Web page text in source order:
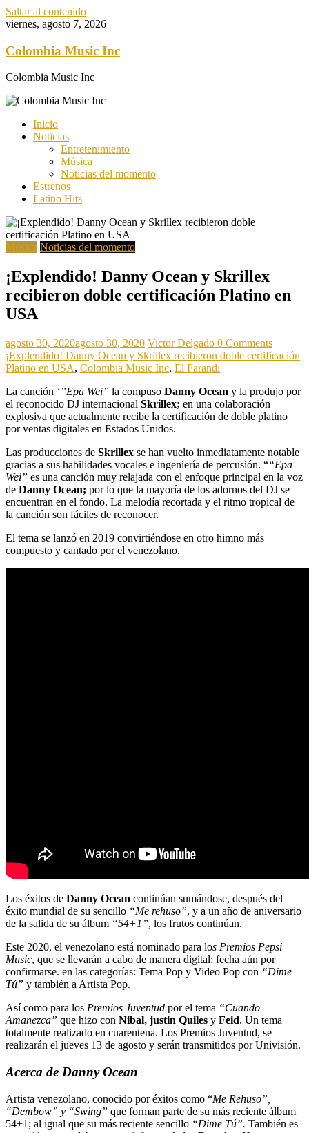
Saltar al contenido
viernes, agosto 7, 2026
Colombia Music Inc
Colombia Music Inc
Inicio
Noticias
Entretenimiento
Música
Noticias del momento
Estrenos
Latino Hits
Música Noticias del momento
¡Explendido! Danny Ocean y Skrillex
recibieron doble certificación Platino en
USA
agosto 30, 2020agosto 30, 2020 Victor Delgado 0 Comments
¡Explendido! Danny Ocean y Skrillex recibieron doble certificación
Platino en USA, Colombia Music Inc, El Farandi
La canción ‘”Epa Wei” la compuso Danny Ocean y la produjo por
el reconocido DJ internacional Skrillex; en una colaboración
explosiva que actualmente recibe la certificación de doble platino
por ventas digitales en Estados Unidos.
Las producciones de Skrillex se han vuelto inmediatamente notable
gracias a sus habilidades vocales e ingeniería de percusión. ““Epa
Wei” es una canción muy relajada con el enfoque principal en la voz
de Danny Ocean; por lo que la mayoría de los adornos del DJ se
encuentran en el fondo. La melodía recortada y el ritmo tropical de
la canción son fáciles de reconocer.
El tema se lanzó en 2019 convirtiéndose en otro himno más
compuesto y cantado por el venezolano.
Los éxitos de Danny Ocean continúan sumándose, después del
éxito mundial de su sencillo “Me rehuso”, y a un año de aniversario
de la salida de su álbum “54+1”, los frutos continúan.
Este 2020, el venezolano está nominado para los Premios Pepsi
Music, que se llevarán a cabo de manera digital; fecha aún por
confirmarse. en las categorías: Tema Pop y Video Pop con “Dime
Tú” y también a Artista Pop.
Así como para los Premios Juventud por el tema “Cuando
Amanezca” que hizo con Nibal, justin Quiles y Feid. Un tema
totalmente realizado en cuarentena. Los Premios Juventud, se
realizarán el jueves 13 de agosto y serán transmitidos por Univisión.
Acerca de Danny Ocean
Artista venezolano, conocido por éxitos como “Me Rehuso”,
“Dembow” y “Swing” que forman parte de su más reciente álbum
54+1; al igual que su más reciente sencillo “Dime Tú”. También es